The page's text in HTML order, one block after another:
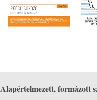
Alapértelmezett, formázott